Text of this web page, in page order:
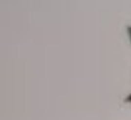
variabilní systém ovládání: